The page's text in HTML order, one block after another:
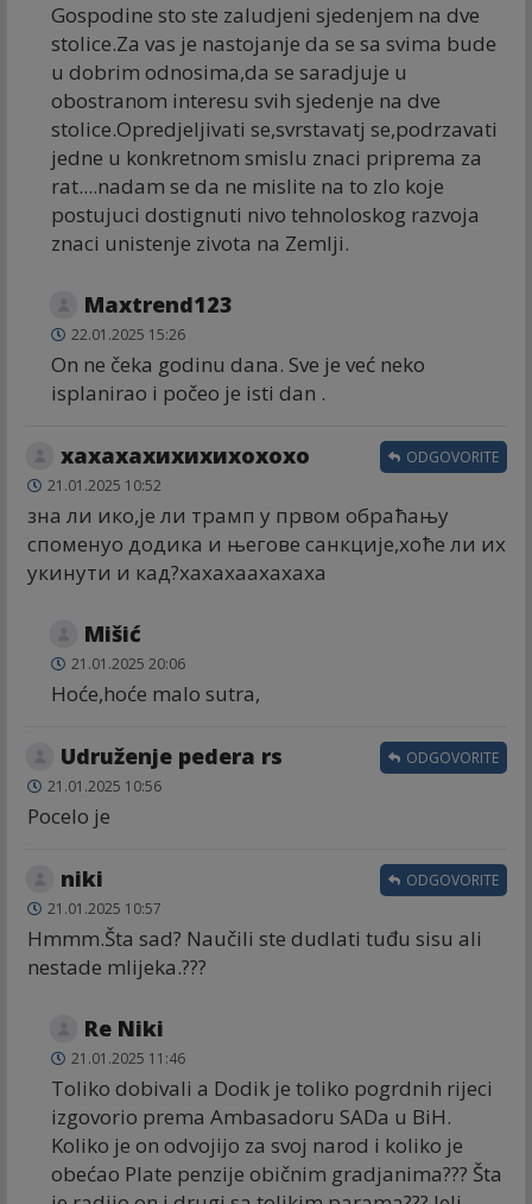
Gospodine sto ste zaludjeni sjedenjem na dve
stolice.Za vas je nastojanje da se sa svima bude
u dobrim odnosima,da se saradjuje u
obostranom interesu svih sjedenje na dve
stolice.Opredjeljivati se,svrstavatj se,podrzavati
jedne u konkretnom smislu znaci priprema za
rat....nadam se da ne mislite na to zlo koje
postujuci dostignuti nivo tehnoloskog razvoja
znaci unistenje zivota na Zemlji.
Maxtrend123
22.01.2025 15:26
On ne čeka godinu dana. Sve je već neko
isplanirao i počeo je isti dan .
хахахахихихихохохо
21.01.2025 10:52
зна ли ико,је ли трамп у првом обраћању
споменуо додика и његове санкције,хоће ли их
укинути и кад?хахахаахахаха
ODGOVORITE
Mišić
21.01.2025 20:06
Hoće,hoće malo sutra,
Udruženje pedera rs
21.01.2025 10:56
Pocelo je
ODGOVORITE
niki
21.01.2025 10:57
Hmmm.Šta sad? Naučili ste dudlati tuđu sisu ali
nestade mlijeka.???
ODGOVORITE
Re Niki
21.01.2025 11:46
Toliko dobivali a Dodik je toliko pogrdnih rijeci
izgovorio prema Ambasadoru SADa u BiH.
Koliko je on odvojijo za svoj narod i koliko je
obećao Plate penzije običnim gradjanima??? Šta